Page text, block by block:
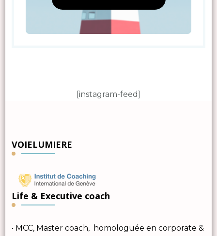
[instagram-feed]
VOIELUMIERE
Life & Executive coach
• MCC, Master coach, homologuée en corporate &